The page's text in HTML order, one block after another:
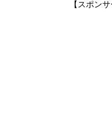
【スポン